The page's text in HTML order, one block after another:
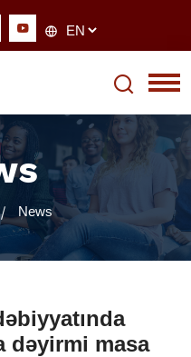
News
dəyirmi masa